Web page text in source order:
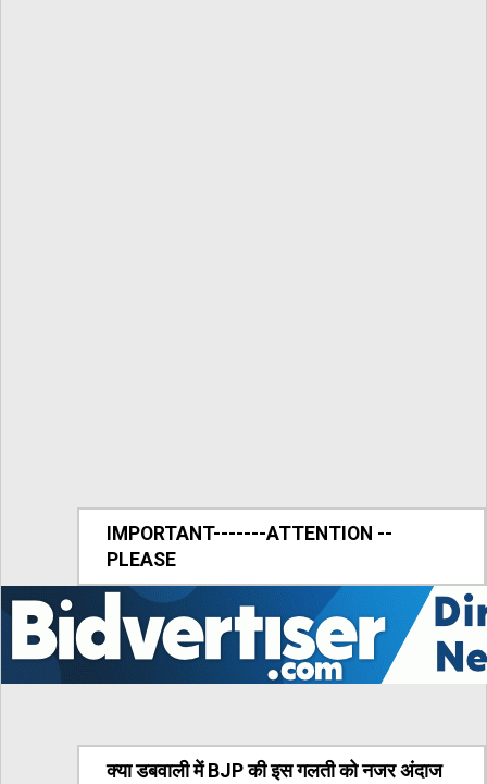
IMPORTANT-------ATTENTION --
PLEASE
क्या डबवाली में BJP की इस गलती को नजर अंदाज